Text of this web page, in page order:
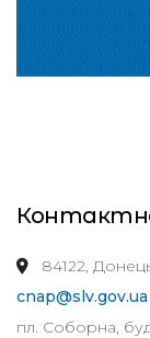
84122,
cnap@slv.gov.ua
пл. Соборна,